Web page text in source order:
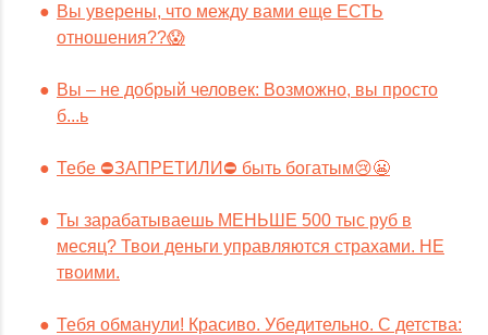
Вы уверены, что между вами еще ЕСТЬ
отношения??😱
Вы – не добрый человек: Возможно, вы просто
б...ь
Тебе ⛔️ЗАПРЕТИЛИ⛔️ быть богатым😢😬
Ты зарабатываешь МЕНЬШЕ 500 тыс руб в
месяц? Твои деньги управляются страхами. НЕ
твоими.
Тебя обманули! Красиво. Убедительно. С детства: